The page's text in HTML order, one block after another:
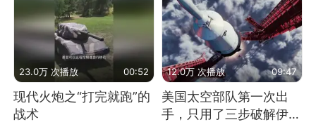
23.0万 次播放 00:52
现代火炮之“打完就跑”的
战术
12.0万 次播放 09:47
美国太空部队第一次出
手，只用了三步破解伊朗